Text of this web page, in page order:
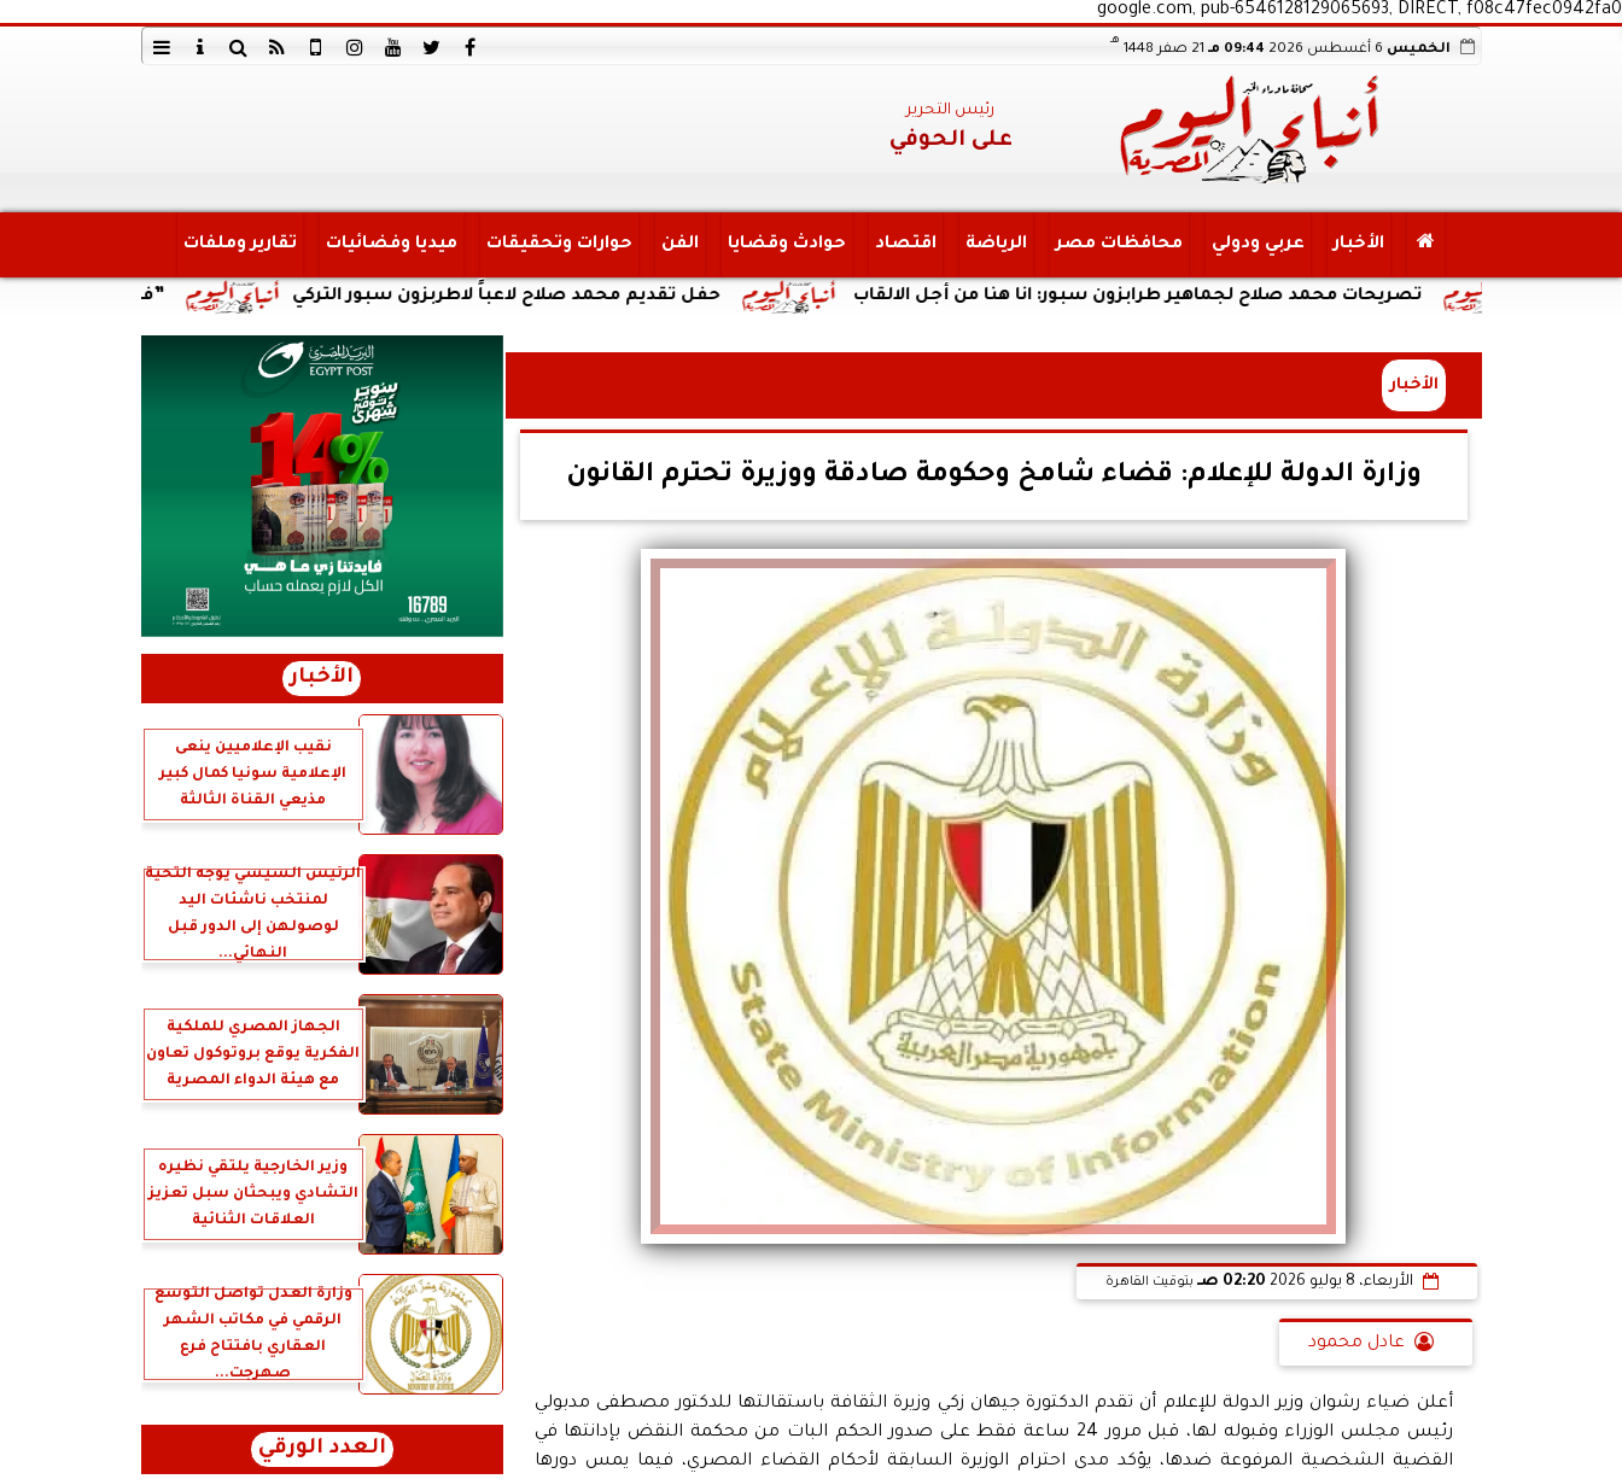
google.com, pub-6546128129065693, DIRECT, f08c47fec0942fa0
الخميس 09:44 مـ 21 صفر 1448
هـ
رئيس التحرير
على الحوفي
الأخبار عربي ودولي محافظات مصر الرياضة اقتصاد حوادث وقضايا الفن حوارات وتحقيقات ميديا وفضائيات تقارير وملفات
”فيفا” يهنئ شوقي غريب حفل تقديم محمد صلاح لاعباً لاطربزون سبور التركي تصريحات محمد صلاح لجماهير طرابزون سبور: انا هنا من أجل الالقاب
الأخبار
وزارة الدولة للإعلام: قضاء شامخ وحكومة صادقة ووزيرة تحترم القانون
الأربعاء، 8 يوليو 2026 02:20 صـ بتوقيت القاهرة
عادل محمود
أعلن ضياء رشوان وزير الدولة للإعلام أن تقدم الدكتورة جيهان زكي وزيرة الثقافة باستقالتها للدكتور مصطفى مدبولي
رئيس مجلس الوزراء وقبوله لها، قبل مرور 24 ساعة فقط على صدور الحكم البات من محكمة النقض بإدانتها في
القضية الشخصية المرفوعة ضدها، يؤكد مدى احترام الوزيرة السابقة لأحكام القضاء المصري، فيما يمس دورها
الأخبار
نقيب الإعلاميين ينعى
الإعلامية سونيا كمال كبير
مذيعي القناة الثالثة
الرئيس السيسي يوجه التحية
لمنتخب ناشئات اليد
لوصولهن إلى الدور قبل
النهائي...
الجهاز المصري للملكية
الفكرية يوقع بروتوكول تعاون
مع هيئة الدواء المصرية
وزير الخارجية يلتقي نظيره
التشادي ويبحثان سبل تعزيز
العلاقات الثنائية
وزارة العدل تُواصل التوسع
الرقمي في مكاتب الشهر
العقاري بافتتاح فرع
صهرجت...
العدد الورقي